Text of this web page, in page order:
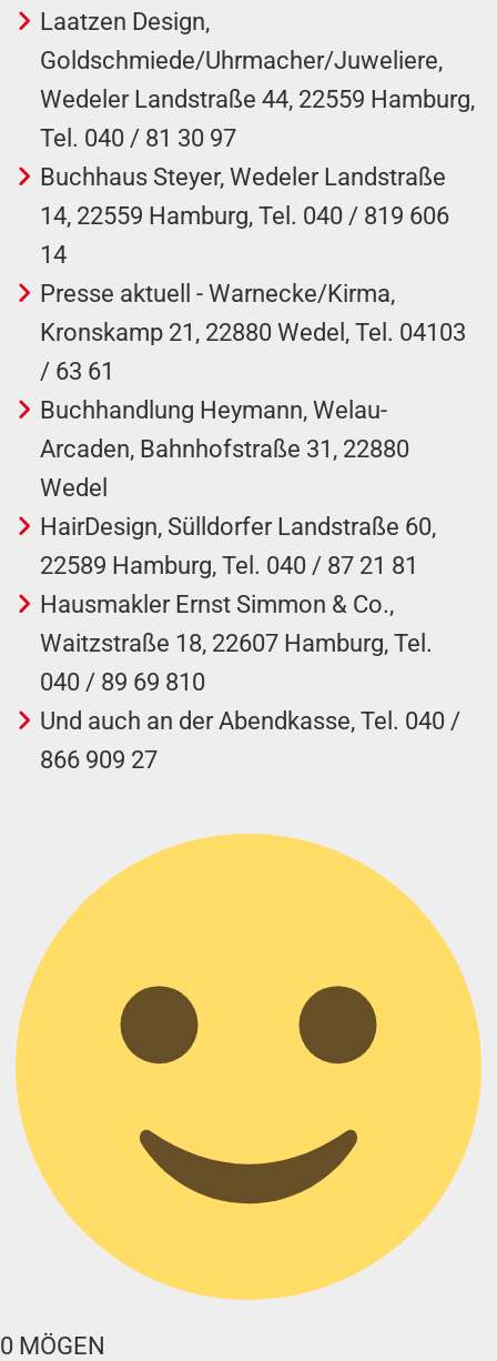
Laatzen Design,
Goldschmiede/Uhrmacher/Juweliere,
Wedeler Landstraße 44, 22559 Hamburg,
Tel. 040 / 81 30 97
Buchhaus Steyer, Wedeler Landstraße
14, 22559 Hamburg, Tel. 040 / 819 606
14
Presse aktuell - Warnecke/Kirma,
Kronskamp 21, 22880 Wedel, Tel. 04103
/ 63 61
Buchhandlung Heymann, Welau-
Arcaden, Bahnhofstraße 31, 22880
Wedel
HairDesign, Sülldorfer Landstraße 60,
22589 Hamburg, Tel. 040 / 87 21 81
Hausmakler Ernst Simmon & Co.,
Waitzstraße 18, 22607 Hamburg, Tel.
040 / 89 69 810
Und auch an der Abendkasse, Tel. 040 /
866 909 27
0 MÖGEN